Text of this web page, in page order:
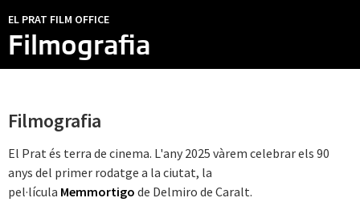
EL PRAT FILM OFFICE
Filmografia
Filmografia
El Prat és terra de cinema. L'any 2025 vàrem celebrar els 90
anys del primer rodatge a la ciutat, la
pel·lícula Memmortigo de Delmiro de Caralt.